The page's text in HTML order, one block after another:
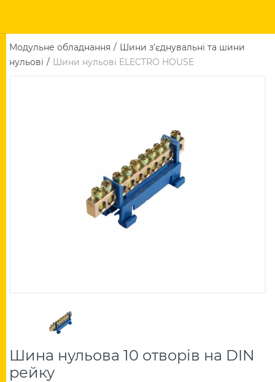
Модульне обладнання
Шини з'єднувальні та шини
нульові
Шини нульові ELECTRO HOUSE
Шина нульова 10 отворів на DIN
рейку